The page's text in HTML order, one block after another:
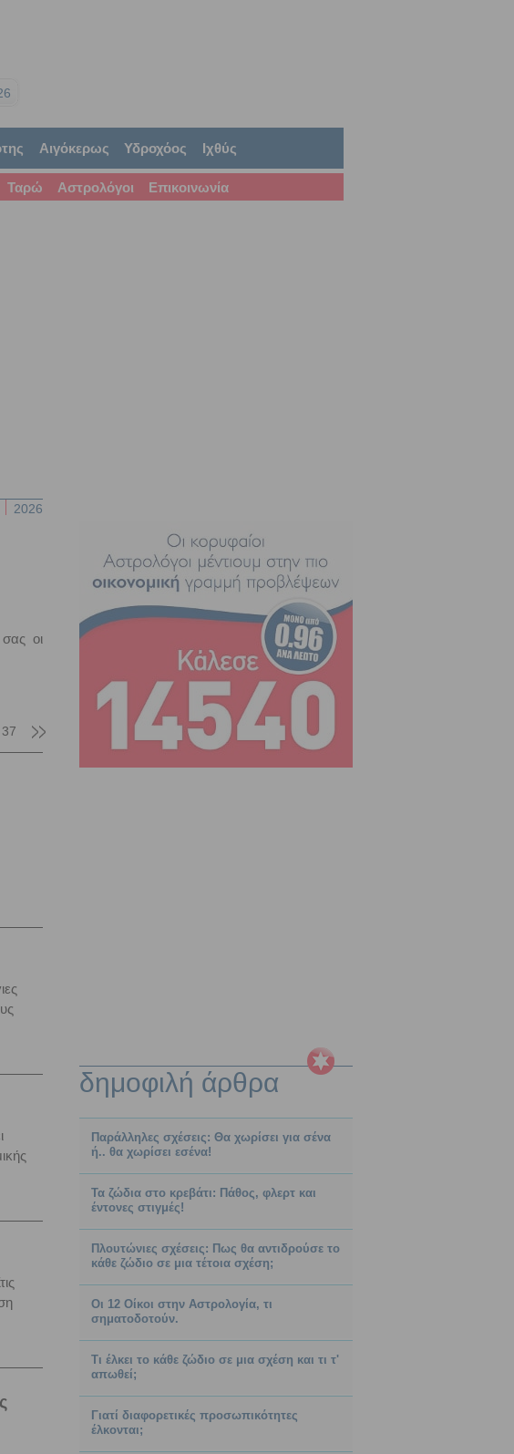
Αιγόκερως Υδροχόος Ιχθύς
Ταρώ Αστρολόγοι Επικοινωνία
2026
οι
37
δημοφιλή άρθρα
Παράλληλες σχέσεις: Θα χωρίσει για σένα
ή.. θα χωρίσει εσένα!
Τα ζώδια στο κρεβάτι: Πάθος, φλερτ και
έντονες στιγμές!
Πλουτώνιες σχέσεις: Πως θα αντιδρούσε το
κάθε ζώδιο σε μια τέτοια σχέση;
Οι 12 Οίκοι στην Αστρολογία, τι
σηματοδοτούν.
Τι έλκει το κάθε ζώδιο σε μια σχέση και τι τ'
απωθεί;
Γιατί διαφορετικές προσωπικότητες
έλκονται;